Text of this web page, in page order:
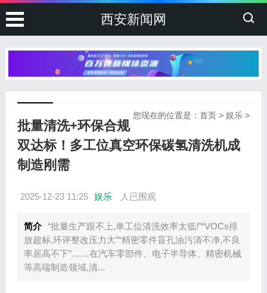
西安新闻网
您现在的位置是：首页 >娱乐 >
批量清洗+环保合规
双达标！多工位真空环保碳氢清洗机成
制造刚需
2025-12-23 11:25 娱乐 人已围观
简介 “批量生产跟不上,单工位清洗效率太低!”“VOCs排
放超标,环评整改压力大”“精密零件盲孔油污清不净,不良
率居高不下”……在汽车零部件、电子半导体、精密机械
等高端制造领域,清...